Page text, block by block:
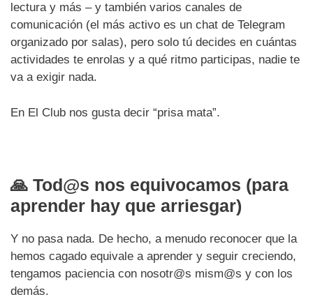
lectura y más – y también varios canales de
comunicación (el más activo es un chat de Telegram
organizado por salas), pero solo tú decides en cuántas
actividades te enrolas y a qué ritmo participas, nadie te
va a exigir nada.
En El Club nos gusta decir “prisa mata”.
🙏 Tod@s nos equivocamos (para
aprender hay que arriesgar)
Y no pasa nada. De hecho, a menudo reconocer que la
hemos cagado equivale a aprender y seguir creciendo,
tengamos paciencia con nosotr@s mism@s y con los
demás.